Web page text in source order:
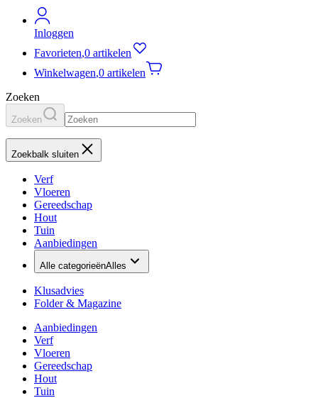
Inloggen
Favorieten,0 artikelen
Winkelwagen,0 artikelen
Zoeken
Zoeken
Zoekbalk sluiten
Verf
Vloeren
Gereedschap
Hout
Tuin
Aanbiedingen
Alle categorieënAlles
Klusadvies
Folder & Magazine
Aanbiedingen
Verf
Vloeren
Gereedschap
Hout
Tuin